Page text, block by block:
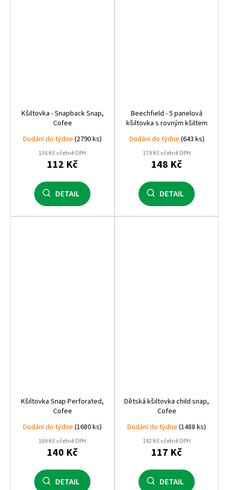
Kšiltovka - Snapback Snap,
Cofee
Dodání do týdne (2790 ks)
136 Kč včetně DPH
112 Kč
DETAIL
Beechfield - 5 panelová
kšiltovka s rovným kšiltem
Dodání do týdne (643 ks)
179 Kč včetně DPH
148 Kč
DETAIL
Kšiltovka Snap Perforated,
Cofee
Dodání do týdne (1680 ks)
169 Kč včetně DPH
140 Kč
DETAIL
Dětská kšiltovka child snap,
Cofee
Dodání do týdne (1488 ks)
142 Kč včetně DPH
117 Kč
DETAIL